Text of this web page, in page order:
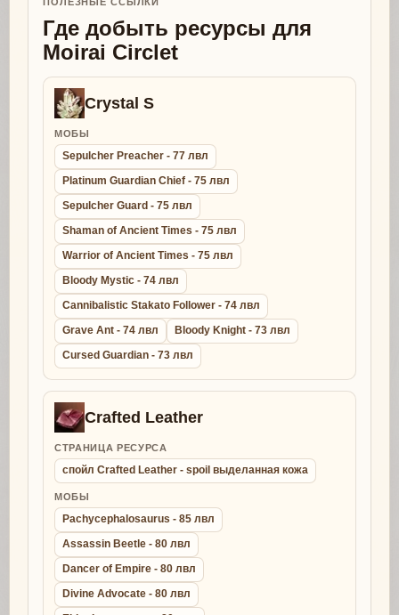
Где добыть ресурсы для
Moirai Circlet
Crystal S
МОБЫ
Sepulcher Preacher - 77 лвл
Platinum Guardian Chief - 75 лвл
Sepulcher Guard - 75 лвл
Shaman of Ancient Times - 75 лвл
Warrior of Ancient Times - 75 лвл
Bloody Mystic - 74 лвл
Cannibalistic Stakato Follower - 74 лвл
Grave Ant - 74 лвл
Bloody Knight - 73 лвл
Cursed Guardian - 73 лвл
Crafted Leather
СТРАНИЦА РЕСУРСА
спойл Crafted Leather - spoil выделанная кожа
МОБЫ
Pachycephalosaurus - 85 лвл
Assassin Beetle - 80 лвл
Dancer of Empire - 80 лвл
Divine Advocate - 80 лвл